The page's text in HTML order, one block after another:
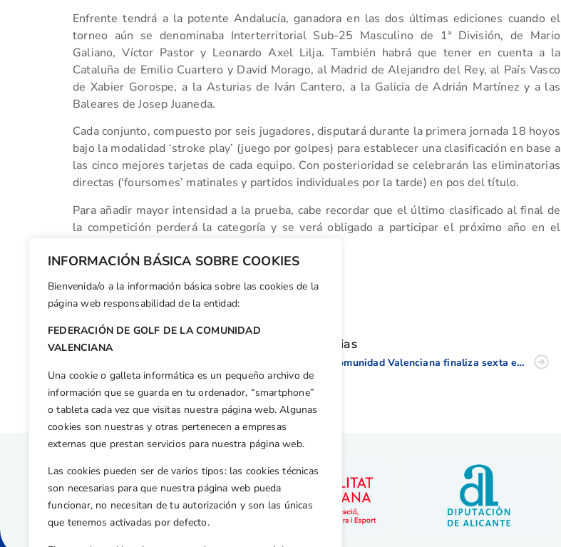
INFORMACIÓN BÁSICA SOBRE COOKIES
Bienvenida/o a la información básica sobre las cookies de la
página web responsabilidad de la entidad:
FEDERACIÓN DE GOLF DE LA COMUNIDAD
VALENCIANA
Una cookie o galleta informática es un pequeño archivo de
información que se guarda en tu ordenador, “smartphone”
o tableta cada vez que visitas nuestra página web. Algunas
cookies son nuestras y otras pertenecen a empresas
externas que prestan servicios para nuestra página web.
Las cookies pueden ser de varios tipos: las cookies técnicas
son necesarias para que nuestra página web pueda
funcionar, no necesitan de tu autorización y son las únicas
que tenemos activadas por defecto.
Enfrente tendrá a la potente Andalucía, ganadora en las dos últimas ediciones cuando el
torneo aún se denominaba Interterritorial Sub-25 Masculino de 1ª División, de Mario
Galiano, Víctor Pastor y Leonardo Axel Lilja. También habrá que tener en cuenta a la
Cataluña de Emilio Cuartero y David Morago, al Madrid de Alejandro del Rey, al País Vasco
de Xabier Gorospe, a la Asturias de Iván Cantero, a la Galicia de Adrián Martínez y a las
Baleares de Josep Juaneda.
Cada conjunto, compuesto por seis jugadores, disputará durante la primera jornada 18 hoyos
bajo la modalidad ‘stroke play’ (juego por golpes) para establecer una clasificación en base a
las cinco mejores tarjetas de cada equipo. Con posterioridad se celebrarán las eliminatorias
directas (‘foursomes’ matinales y partidos individuales por la tarde) en pos del título.
Para añadir mayor intensidad a la prueba, cabe recordar que el último clasificado al final de
la competición perderá la categoría y se verá obligado a participar el próximo año en el
Facebook
X WhatsApp
LinkedIn
Email
Otras noticias
La Comunidad Valenciana finaliza sexta en el Interautonómico Sub 25 celebrado en La Marquesa